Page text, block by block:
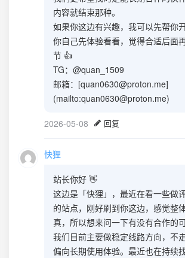
内容就结束那种。
如果你这边有兴趣，我可以先帮你
你自己先体验看看，觉得合适后面
节 👍
TG：@quan_1509
邮箱：[quan0630@proton.me]
(mailto:quan0630@proton.me)
2026-05-08 回复
快狸
站长你好 👋
这边是「快狸」，最近在看一些做
的站点，刚好刷到你这边，感觉整
真，所以想来问一下有没有合作的可
我们目前主要做稳定线路方向，不
偏向长期使用体验。最近也在持续